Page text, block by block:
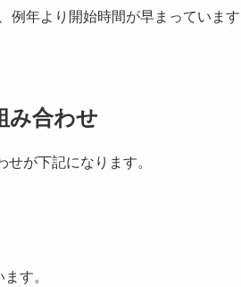
年より開始時間が早まっています
み合わせ
が下記になります。
す。